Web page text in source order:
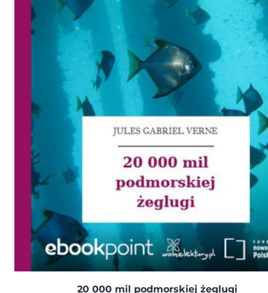
20 000 mil podmorskiej żeglugi